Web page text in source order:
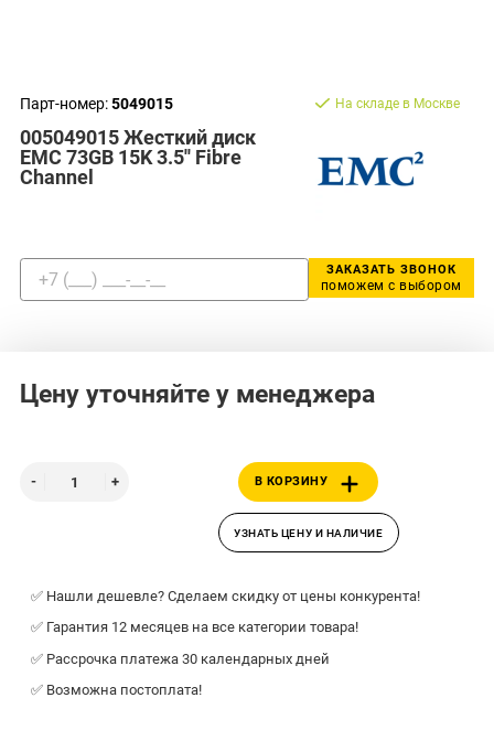
Парт-номер:5049015
005049015 Жесткий диск
EMC 73GB 15K 3.5'' Fibre
Channel
На складе в Москве
ЗАКАЗАТЬ ЗВОНОК
поможем с выбором
Цену уточняйте у менеджера
В КОРЗИНУ
УЗНАТЬ ЦЕНУ И НАЛИЧИЕ
✅ Нашли дешевле? Сделаем скидку от цены конкурента!
✅ Гарантия 12 месяцев на все категории товара!
✅ Рассрочка платежа 30 календарных дней
✅ Возможна постоплата!